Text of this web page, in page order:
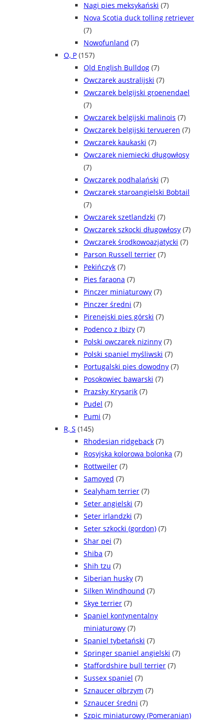
Nagi pies meksykański (7)
Nova Scotia duck tolling retriever
(7)
Nowofunland (7)
O, P (157)
Old English Bulldog (7)
Owczarek australijski (7)
Owczarek belgijski groenendael
(7)
Owczarek belgijski malinois (7)
Owczarek belgijski tervueren (7)
Owczarek kaukaski (7)
Owczarek niemiecki długowłosy
(7)
Owczarek podhalański (7)
Owczarek staroangielski Bobtail
(7)
Owczarek szetlandzki (7)
Owczarek szkocki długowłosy (7)
Owczarek środkowoazjatycki (7)
Parson Russell terrier (7)
Pekińczyk (7)
Pies faraona (7)
Pinczer miniaturowy (7)
Pinczer średni (7)
Pirenejski pies górski (7)
Podenco z Ibizy (7)
Polski owczarek nizinny (7)
Polski spaniel myśliwski (7)
Portugalski pies dowodny (7)
Posokowiec bawarski (7)
Prazsky Krysarik (7)
Pudel (7)
Pumi (7)
R, S (145)
Rhodesian ridgeback (7)
Rosyjska kolorowa bolonka (7)
Rottweiler (7)
Samoyed (7)
Sealyham terrier (7)
Seter angielski (7)
Seter irlandzki (7)
Seter szkocki (gordon) (7)
Shar pei (7)
Shiba (7)
Shih tzu (7)
Siberian husky (7)
Silken Windhound (7)
Skye terrier (7)
Spaniel kontynentalny
miniaturowy (7)
Spaniel tybetański (7)
Springer spaniel angielski (7)
Staffordshire bull terrier (7)
Sussex spaniel (7)
Sznaucer olbrzym (7)
Sznaucer średni (7)
Szpic miniaturowy (Pomeranian)